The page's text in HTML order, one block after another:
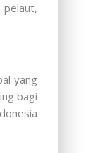
yang
bagi